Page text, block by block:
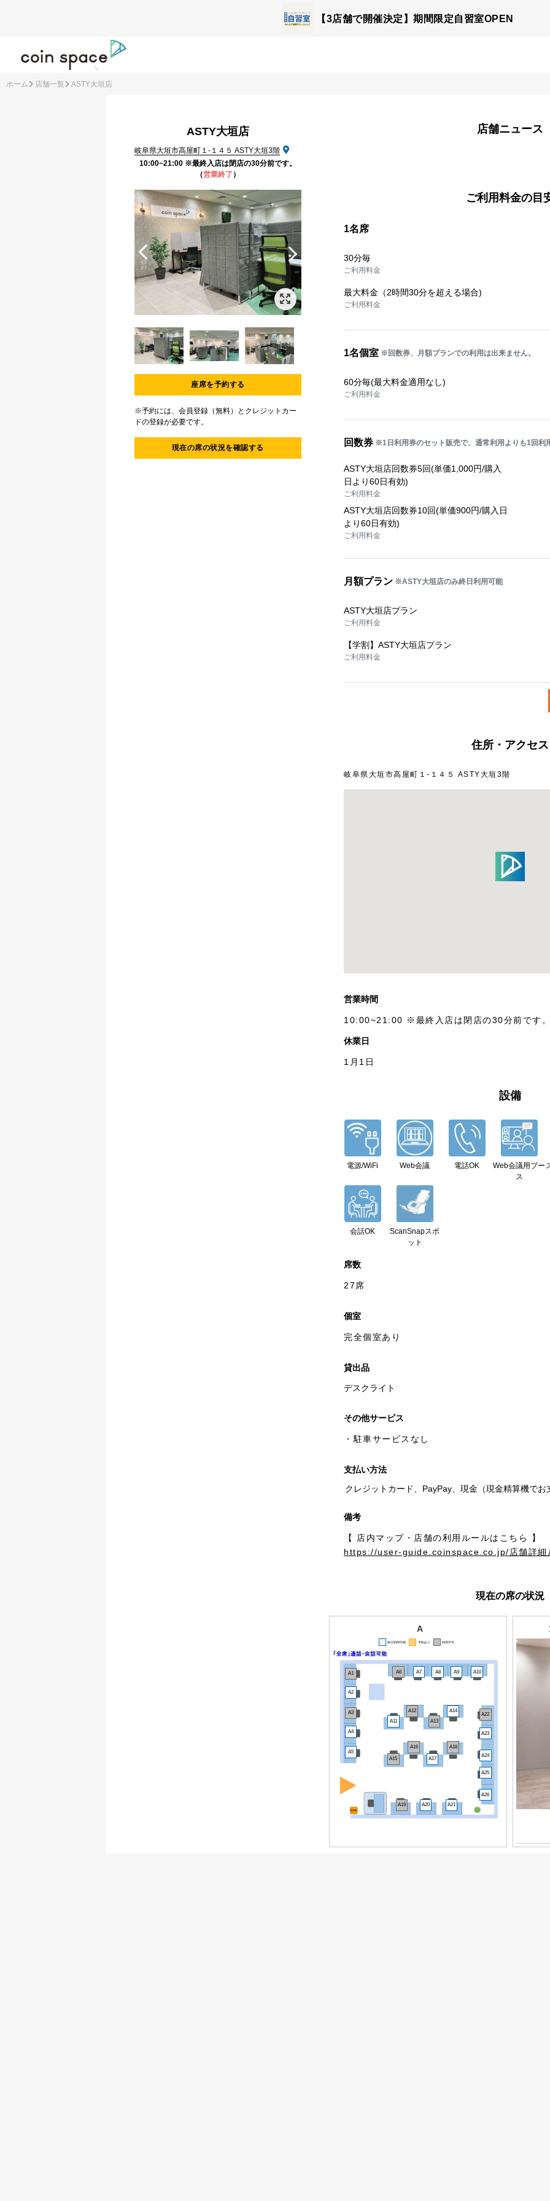
【3店舗で開催決定】期間限定自習室OPEN
ホーム 店舗一覧 ASTY大垣店
ASTY大垣店
岐阜県大垣市高屋町１‐１４５ ASTY大垣3階
10:00~21:00 ※最終入店は閉店の30分前です。
（営業終了 ）
1
of
3
座席を予約する
※予約には、会員登録（無料）とクレジットカー
ドの登録が必要です。
現在の席の状況を確認する
店舗ニュース
ご利用料金の目
1名席
30分毎
ご利用料金
最大料金（2時間30分を超える場合)
ご利用料金
1名個室 ※回数券、月額プランでの利用は出来ません。
60分毎(最大料金適用なし)
ご利用料金
回数券 ※1日利用券のセット販売で、通常利用よりも1回利
ASTY大垣店回数券5回(単価1,000円/購入
日より60日有効)
ご利用料金
ASTY大垣店回数券10回(単価900円/購入日
より60日有効)
ご利用料金
月額プラン ※ASTY大垣店のみ終日利用可能
ASTY大垣店プラン
ご利用料金
【学割】ASTY大垣店プラン
ご利用料金
住所・アクセス
岐阜県大垣市高屋町１‐１４５ ASTY大垣3階
営業時間
10:00~21:00 ※最終入店は閉店の30分前です
休業日
1月1日
設備
電源/WiFi Web会議 電話OK
Web会議用ブー
ス
会話OK
ScanSnapスポ
ット
席数
27席
個室
完全個室あり
貸出品
デスクライト
その他サービス
・駐車サービスなし
支払い方法
クレジットカード、PayPay、現金（現金精算機でお
備考
https://user-guide.coinspace.co.jp/店舗詳細
現在の席の状況
A
終日利用可能 予約あり 利用不可
A1
A2
A3
A4
A5
A6 A7 A8 A9 A10
A11
A12
A13
A14
A15
A16
A17
A18
A19 A20 A21
A22
A23
A24
A25
A26